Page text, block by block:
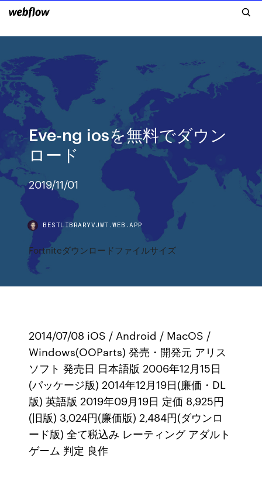
Eve-ng iosを無料でダウン
ロード
2019/11/01
BESTLIBRARYVJWT.WEB.APP
Fortniteダウンロードファイルサイズ
2014/07/08 iOS / Android / MacOS /
Windows(OOParts) 発売・開発元 アリス
ソフト 発売日 日本語版 2006年12月15日
(パッケージ版) 2014年12月19日(廉価・DL
版) 英語版 2019年09月19日 定価 8,925円
(旧版) 3,024円(廉価版) 2,484円(ダウンロ
ード版) 全て税込み レーティング アダルト
ゲーム 判定 良作